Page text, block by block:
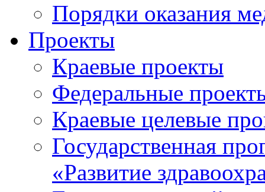
Порядки оказания
Проекты
Краевые проекты
Федеральные
Краевые целевые
Государственная
«Развитие